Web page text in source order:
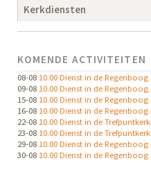
Kerkdiensten
KOMENDE ACTIVITEITEN
08-08 10.00 Dienst in de Regenboog
09-08 10.00 Dienst in de Regenboog
15-08 10.00 Dienst in de Regenboog
16-08 10.00 Dienst in de Regenboog
22-08 10.00 Dienst in de Trefpuntkerk
23-08 10.00 Dienst in de Trefpuntkerk
29-08 10.00 Dienst in de Regenboog
30-08 10.00 Dienst in de Regenboog